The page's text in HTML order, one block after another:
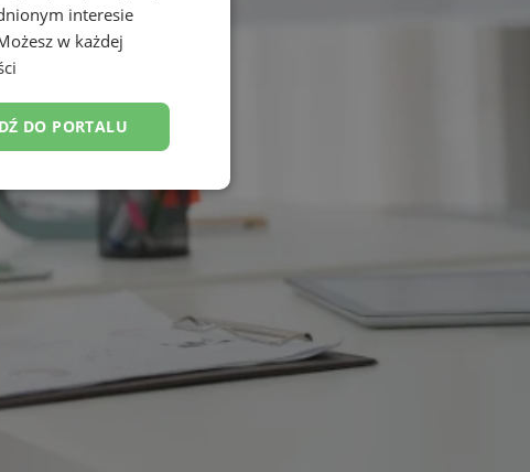
interesie
w każdej
DO PORTALU
Niesklasyfikowane
logowanie użytkownika i